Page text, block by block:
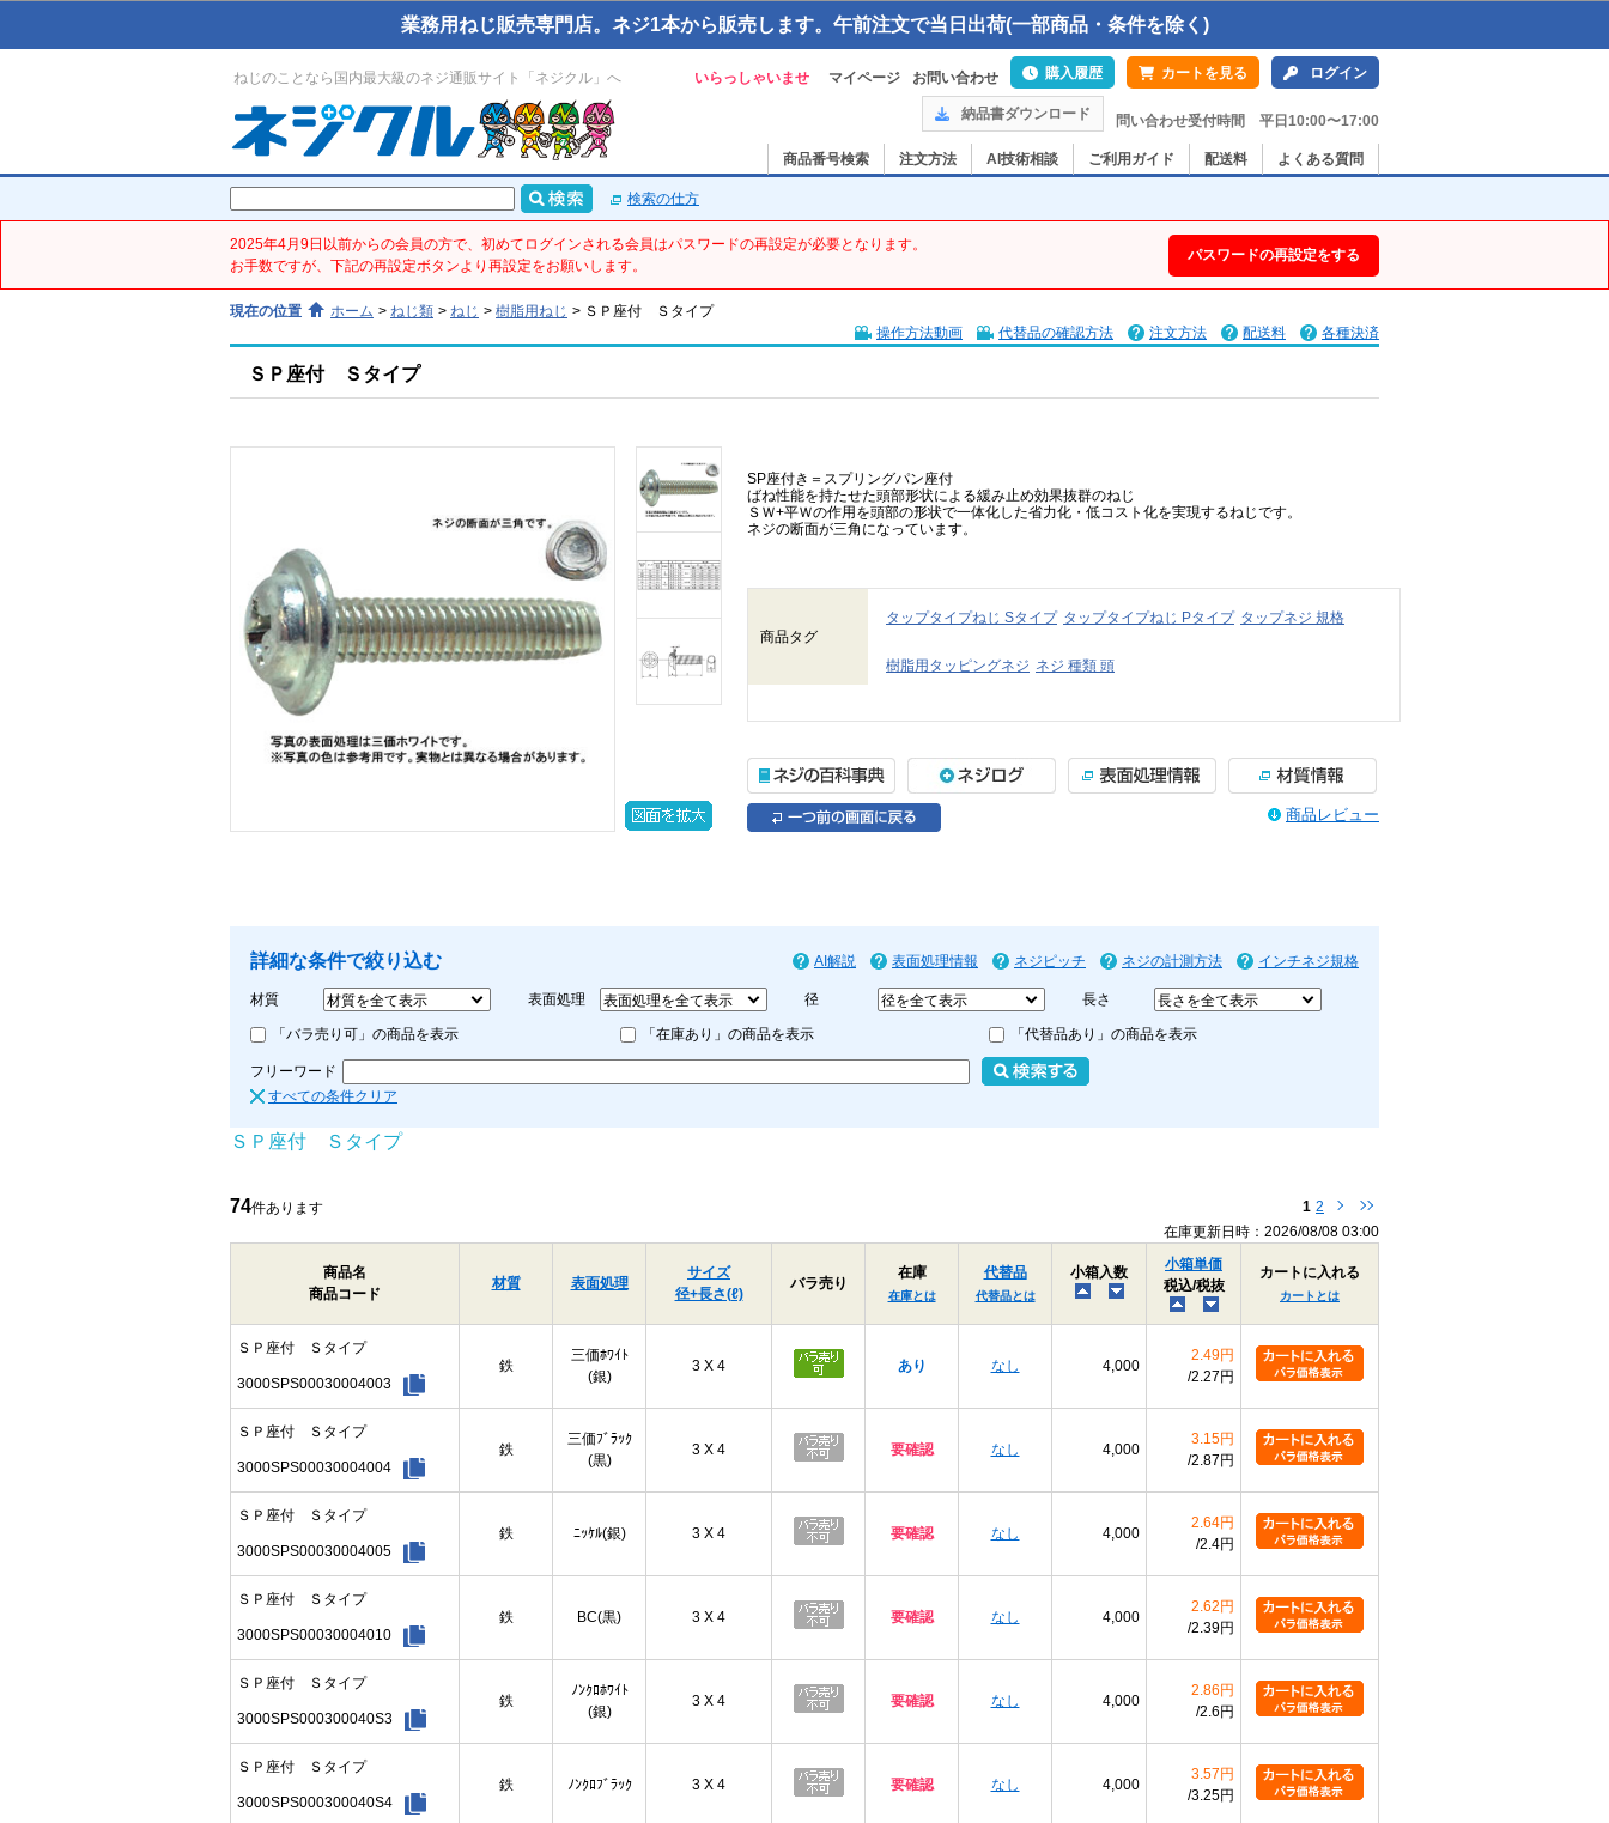
業務用ねじ販売専門店。ネジ1本から販売します。午前注文で当日出荷(一部商品・条件を除く)
ねじのことなら国内最大級のネジ通販サイト「ネジクル」へ いらっしゃいませ マイページ お問い合わせ 購入履歴 カートを見る ログイン
納品書ダウンロード 問い合わせ受付時間 平日10:00〜17:00
商品番号検索 注文方法 AI技術相談 ご利用ガイド 配送料 よくある質問
検索の仕方
2025年4月9日以前からの会員の方で、初めてログインされる会員はパスワードの再設定が必要となります。
お手数ですが、下記の再設定ボタンより再設定をお願いします。
パスワードの再設定をする
現在の位置 ホーム > ねじ類 > ねじ > 樹脂用ねじ > ＳＰ座付 Ｓタイプ
操作方法動画
代替品の確認方法 注文方法 配送料 各種決済
ＳＰ座付 Ｓタイプ
SP座付き＝スプリングパン座付
ばね性能を持たせた頭部形状による緩み止め効果抜群のねじ
ＳＷ+平Ｗの作用を頭部の形状で一体化した省力化・低コスト化を実現するねじです。
ネジの断面が三角になっています。
商品タグ
タップタイプねじ Sタイプ タップタイプねじ Pタイプ タップネジ 規格
樹脂用タッピングネジ ネジ 種類 頭
商品レビュー
詳細な条件で絞り込む AI解説 表面処理情報 ネジピッチ ネジの計測方法 インチネジ規格
材質 表面処理 径 長さ
「バラ売り可」の商品を表示 「在庫あり」の商品を表示 「代替品あり」の商品を表示
フリーワード
すべての条件クリア
ＳＰ座付 Ｓタイプ
74件あります 1 2
在庫更新日時：2026/08/08 03:00
商品名
商品コード
材質 表面処理
サイズ
径+長さ(ℓ)
バラ売り
在庫
在庫とは
代替品
代替品とは
小箱入数
小箱単価
税込/税抜
カートに入れる
カートとは
ＳＰ座付 Ｓタイプ
3000SPS00030004003
鉄
三価ﾎﾜｲﾄ
(銀)
3 X 4 あり なし 4,000
2.49円
2.27円
ＳＰ座付 Ｓタイプ
3000SPS00030004004
鉄
三価ﾌﾞﾗｯｸ
(黒)
3 X 4 要確認 なし 4,000
3.15円
2.87円
ＳＰ座付 Ｓタイプ
3000SPS00030004005
鉄 ﾆｯｹﾙ(銀) 3 X 4 要確認 なし 4,000
2.64円
2.4円
ＳＰ座付 Ｓタイプ
3000SPS00030004010
鉄 BC(黒) 3 X 4 要確認 なし 4,000
2.62円
2.39円
ＳＰ座付 Ｓタイプ
3000SPS000300040S3
鉄
ﾉﾝｸﾛﾎﾜｲﾄ
(銀)
3 X 4 要確認 なし 4,000
2.86円
2.6円
ＳＰ座付 Ｓタイプ
3000SPS000300040S4
鉄 ﾉﾝｸﾛﾌﾞﾗｯｸ 3 X 4 要確認 なし 4,000
3.57円
3.25円